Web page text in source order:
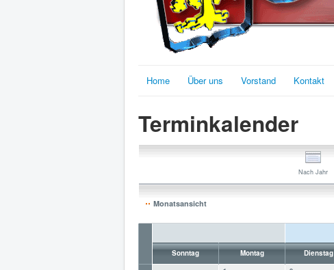
Home Über uns Vorstand Kontakt
Terminkalender
Nach Jahr
Monatsansicht
Sonntag Montag Dienstag